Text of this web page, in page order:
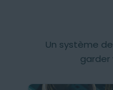
Un système
garder